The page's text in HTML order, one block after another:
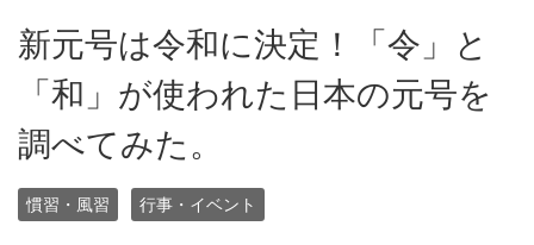
新元号は令和に決定！「令」と
「和」が使われた日本の元号を
調べてみた。
慣習・風習 行事・イベント